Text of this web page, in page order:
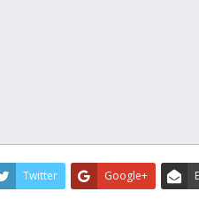
Twitter Google+